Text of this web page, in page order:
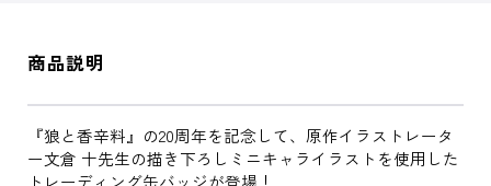
商品説明
『狼と香辛料』の20周年を記念して、原作イラストレータ
ー文倉 十先生の描き下ろしミニキャライラストを使用した